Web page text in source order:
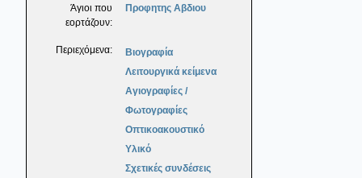
Άγιοι που
εορτάζουν:
Προφητης Αβδιου
Περιεχόμενα:
Βιογραφία
Λειτουργικά κείμενα
Αγιογραφίες /
Φωτογραφίες
Οπτικοακουστικό
Υλικό
Σχετικές συνδέσεις